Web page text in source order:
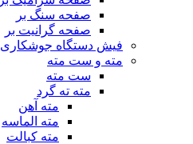
صفحه سنگ بر
صفحه گرانیت بر
فیش دستگاه جوشکاری
مته و ست مته
ست مته
مته ته گرد
مته آهن
مته الماسه
مته کبالت